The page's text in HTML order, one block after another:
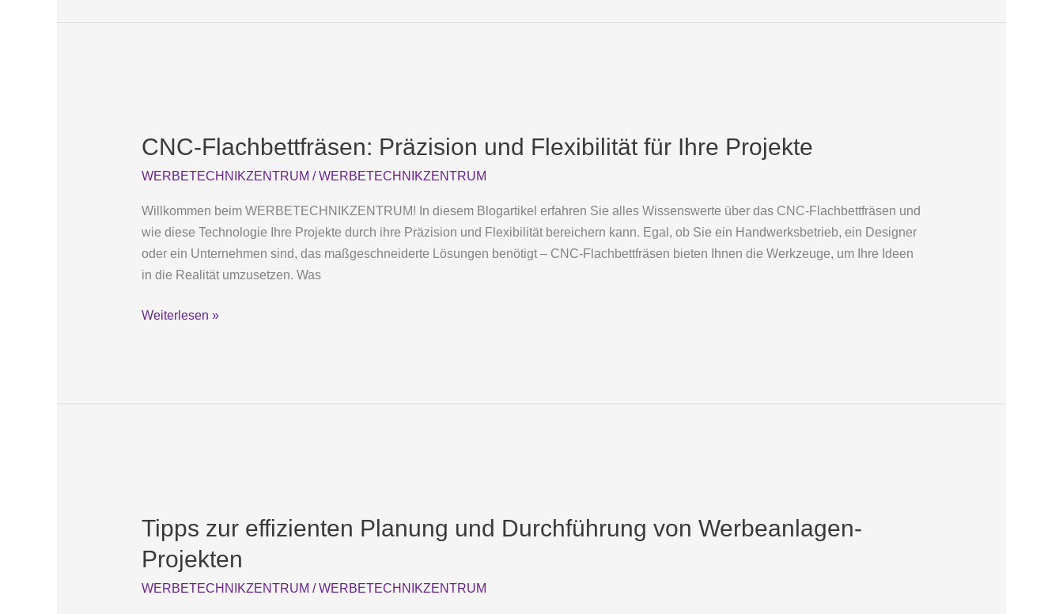
CNC-Flachbettfräsen: Präzision und Flexibilität für Ihre Projekte
WERBETECHNIKZENTRUM /WERBETECHNIKZENTRUM
Willkommen beim WERBETECHNIKZENTRUM! In diesem Blogartikel erfahren Sie alles Wissenswerte über das CNC-Flachbettfräsen und
wie diese Technologie Ihre Projekte durch ihre Präzision und Flexibilität bereichern kann. Egal, ob Sie ein Handwerksbetrieb, ein Designer
oder ein Unternehmen sind, das maßgeschneiderte Lösungen benötigt – CNC-Flachbettfräsen bieten Ihnen die Werkzeuge, um Ihre Ideen
in die Realität umzusetzen. Was
Präzision
für
Ihre
Projekte
Weiterlesen »
Tipps zur effizienten Planung und Durchführung von Werbeanlagen-
Projekten
WERBETECHNIKZENTRUM /WERBETECHNIKZENTRUM
effizienten
und
Durchführung